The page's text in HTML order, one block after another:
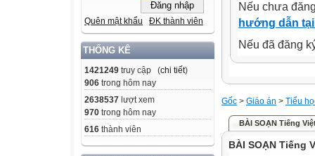
Quên mật khẩu ĐK thành viên
THỐNG KÊ
1421249 truy cập (chi tiết)
906 trong hôm nay
2638537 lượt xem
970 trong hôm nay
616 thành viên
Nếu chưa
hướng dẫn
Nếu đã đăng
Gốc > Giáo án > Tiểu
BÀI SOẠN Tiếng
BÀI SOẠN Tiếng